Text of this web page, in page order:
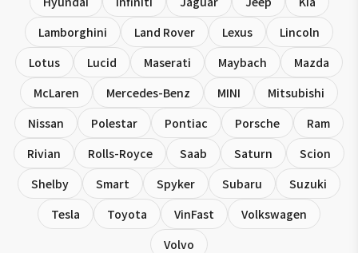
Lamborghini
Land Rover Lexus
Lincoln
Lotus
Lucid Maserati Maybach
Mazda
McLaren
Mercedes-Benz MINI
Mitsubishi
Nissan
Polestar Pontiac Porsche
Ram
Rivian
Rolls-Royce Saab Saturn
Scion
Shelby
Smart Spyker Subaru
Suzuki
Tesla
Toyota VinFast
Volkswagen
Volvo